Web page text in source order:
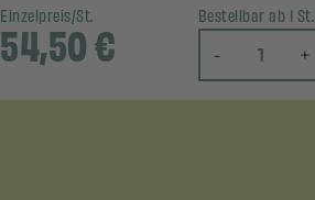
Einzelpreis/St.
54,50€
Bestellbar ab 1 St.
- +